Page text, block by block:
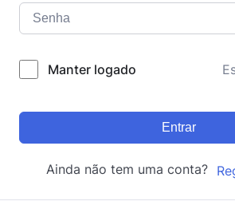
Manter logado
Entrar
Ainda não tem uma conta?